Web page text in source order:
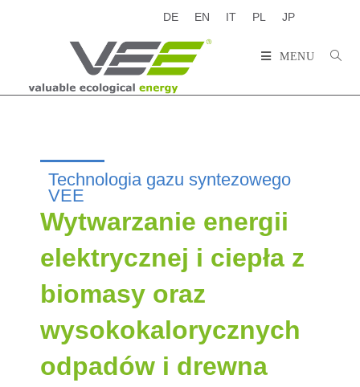
DE EN IT PL JP
MENU
Technologia gazu syntezowego
VEE
Wytwarzanie energii
elektrycznej i ciepła z
biomasy oraz
wysokokalorycznych
odpadów i drewna